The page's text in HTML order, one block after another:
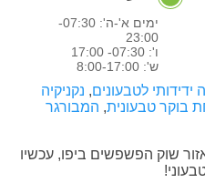
ימים א'-ה': 07:30-
23:00
ו': 07:30- 17:00
ש': 8:00-17:00
ידידותי לטבעונים, נקניקיה
בוקר טבעונית, המבורגר
שוק הפשפשים ביפו, עכשיו